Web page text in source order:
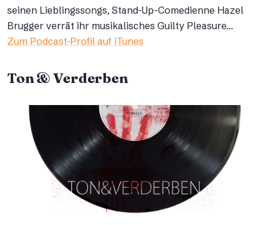
seinen Lieblingssongs, Stand-Up-Comedienne Hazel
Brugger verrät ihr musikalisches Guilty Pleasure…
Zum Podcast-Profil auf iTunes
Ton & Verderben